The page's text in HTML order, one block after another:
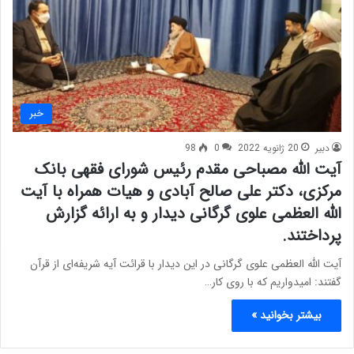
خبر
دبیر 20 ژانویه 2022 0
98
آیت الله مصباحی مقدم رئیس شورای فقهی بانک
مرکزی، دکتر علی صالح آبادی و هیات همراه با آیت
الله العظمی علوی گرگانی دیدار و به ارائه گزارش
پرداختند.
آیت الله العظمی علوی گرگانی در این دیدار با قرائت آیه شریفه‌ای از قرآن
گفتند: امیدواریم که با روی کار…
بیشتر بخوانید »